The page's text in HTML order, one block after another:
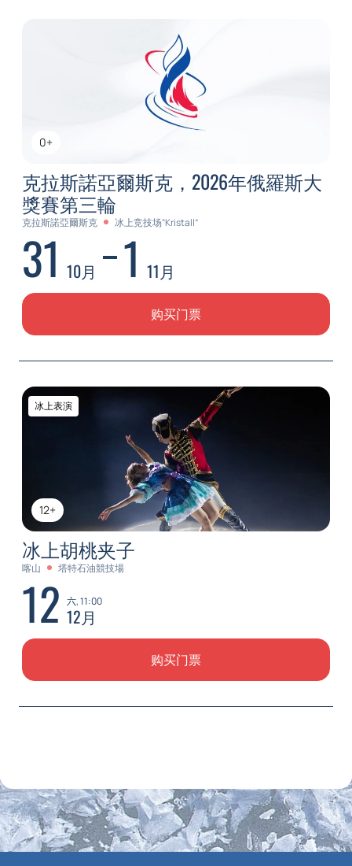
0+
克拉斯諾亞爾斯克，2026年俄羅斯大
獎賽第三輪
克拉斯諾亞爾斯克 冰上竞技场“Kristall”
31 10月 1 11月
购买门票
12+
冰上表演
冰上胡桃夹子
喀山 塔特石油競技場
12 六, 11:00
12月
购买门票